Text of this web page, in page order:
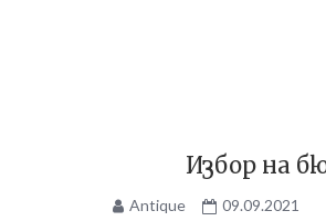
Избор на
Antique 09.09.2021